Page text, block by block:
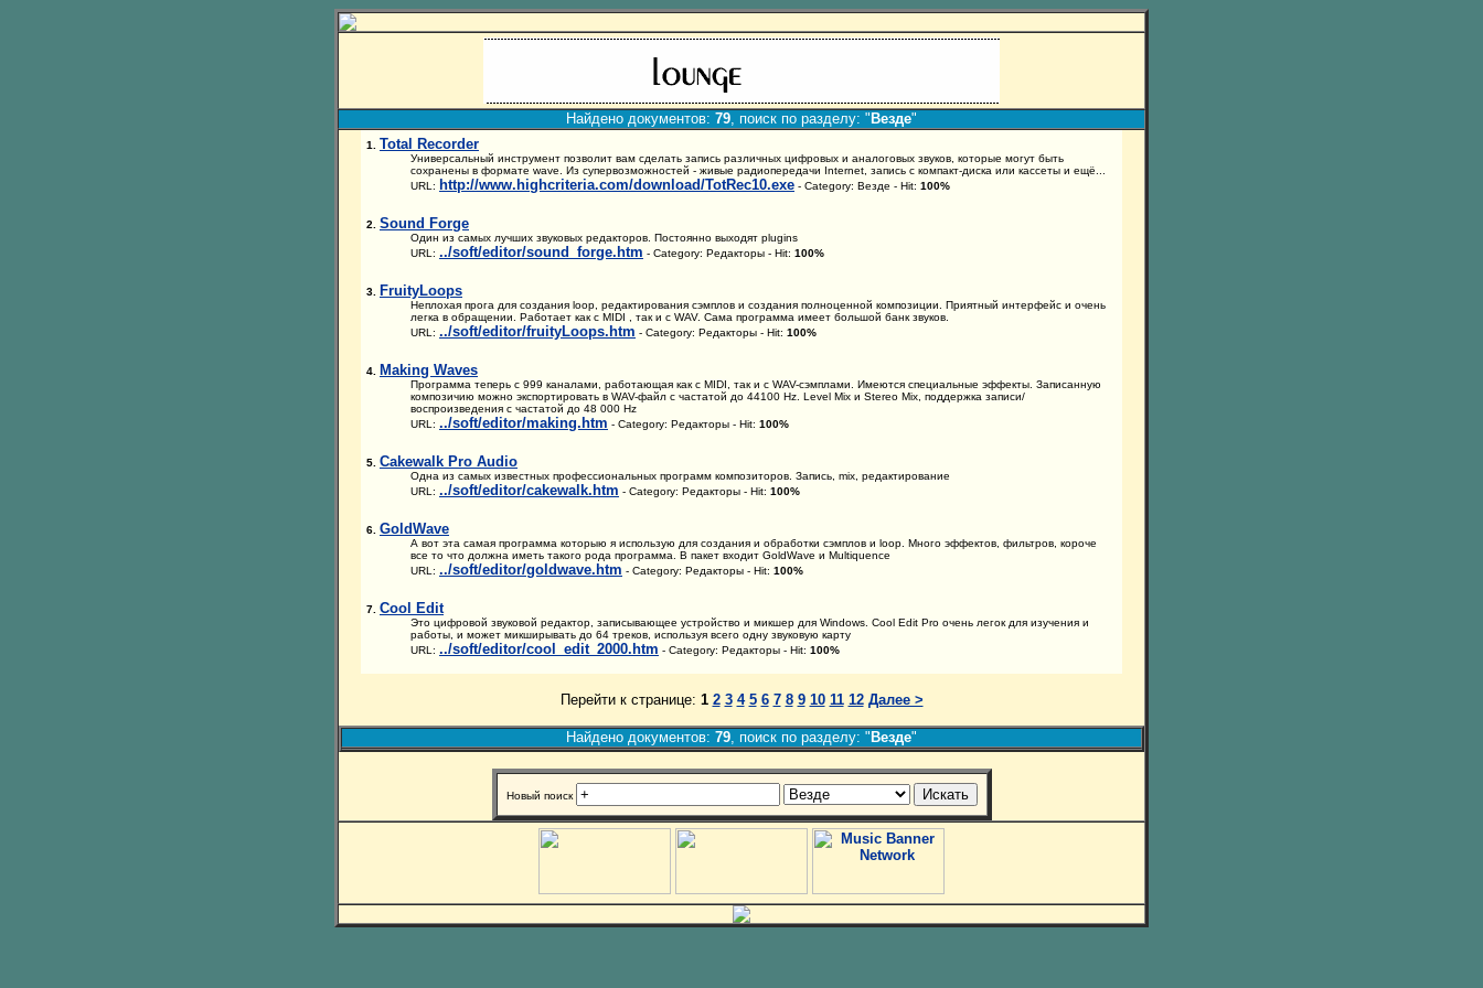
Найдено документов: 79, поиск по разделу: " Везде"
1. Total Recorder
Универсальный инструмент позволит вам сделать запись различных цифровых и аналоговых звуков, которые могут быть
сохранены в формате wave. Из супервозможностей - живые радиопередачи Internet, запись с компакт-диска или кассеты и ещё...
URL: http://www.highcriteria.com/download/TotRec10.exe - Category: Везде - Hit: 100%
2. Sound Forge
Один из самых лучших звуковых редакторов. Постоянно выходят plugins
URL: ../soft/editor/sound_forge.htm - Category: Редакторы - Hit: 100%
3. FruityLoops
Неплохая прога для создания loop, редактирования сэмплов и создания полноценной композиции. Приятный интерфейс и очень
легка в обращении. Работает как с MIDI , так и с WAV. Сама программа имеет большой банк звуков.
URL: ../soft/editor/fruityLoops.htm - Category: Редакторы - Hit: 100%
4. Making Waves
Программа теперь с 999 каналами, работающая как с MIDI, так и с WAV-сэмплами. Имеются специальные эффекты. Записанную
композичию можно экспортировать в WAV-файл с частатой до 44100 Hz. Level Mix и Stereo Mix, поддержка записи/
воспроизведения с частатой до 48 000 Hz
URL: ../soft/editor/making.htm - Category: Редакторы - Hit: 100%
5. Cakewalk Pro Audio
Одна из самых известных профессиональных программ композиторов. Запись, mix, редактирование
URL: ../soft/editor/cakewalk.htm - Category: Редакторы - Hit: 100%
6. GoldWave
А вот эта самая программа которыю я использую для создания и обработки сэмплов и loop. Много эффектов, фильтров, короче
все то что должна иметь такого рода программа. В пакет входит GoldWave и Multiquence
URL: ../soft/editor/goldwave.htm - Category: Редакторы - Hit: 100%
7. Cool Edit
Это цифровой звуковой редактор, записывающее устройство и микшер для Windows. Cool Edit Pro очень легок для изучения и
работы, и может микширывать до 64 треков, используя всего одну звуковую карту
URL: ../soft/editor/cool_edit_2000.htm - Category: Редакторы - Hit: 100%
Перейти к странице: 1 2 3 4 5 6 7 8 9 10 11 12 Далее >
Найдено документов: 79, поиск по разделу: " Везде"
Новый поиск